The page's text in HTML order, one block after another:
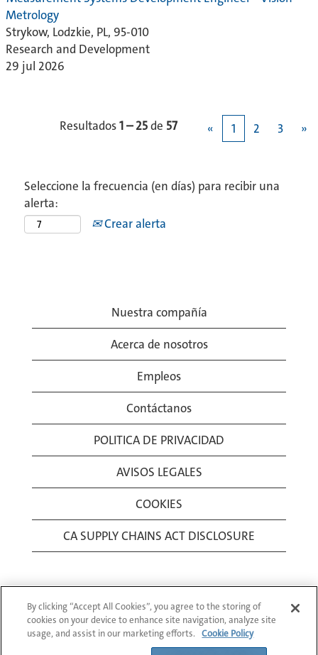
Metrology
Strykow, Lodzkie, PL, 95-010
Research and Development
29 jul 2026
Resultados1 – 25de 57 « 1 2 3 »
Seleccione la frecuencia (en días) para recibir una
alerta:
Crear alerta
Nuestra compañía
Acerca de nosotros
Empleos
Contáctanos
POLITICA DE PRIVACIDAD
AVISOS LEGALES
COOKIES
CA SUPPLY CHAINS ACT DISCLOSURE
© 1994-2026 Corning Incorporated All Rights
By clicking “Accept All Cookies”, you agree to the storing of
cookies on your device to enhance site navigation, analyze site
usage, and assist in our marketing efforts.
Cookie Policy